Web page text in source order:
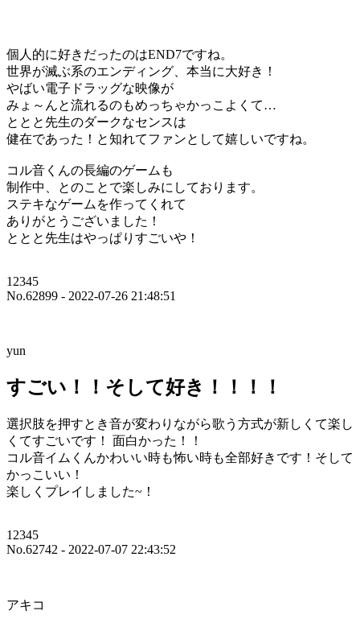
個人的に好きだったのはEND7ですね。
世界が滅ぶ系のエンディング、本当に大好き！
やばい電子ドラッグな映像が
みょ～んと流れるのもめっちゃかっこよくて…
ととと先生のダークなセンスは
健在であった！と知れてファンとして嬉しいですね。
コル音くんの長編のゲームも
制作中、とのことで楽しみにしております。
ステキなゲームを作ってくれて
ありがとうございました！
ととと先生はやっぱりすごいや！
12345
No.62899 - 2022-07-26 21:48:51
yun
すごい！！そして好き！！！！
選択肢を押すとき音が変わりながら歌う方式が新しくて楽し
くてすごいです！ 面白かった！！
コル音イムくんかわいい時も怖い時も全部好きです！そして
かっこいい！
楽しくプレイしました~！
12345
No.62742 - 2022-07-07 22:43:52
アキコ